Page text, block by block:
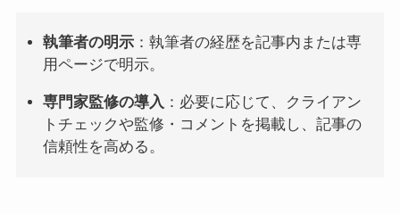
執筆者の明示：執筆者の経歴を記事内または専
用ページで明示。
専門家監修の導入 ：必要に応じて、クライアン
トチェックや監修・コメントを掲載し、記事の
信頼性を高める。